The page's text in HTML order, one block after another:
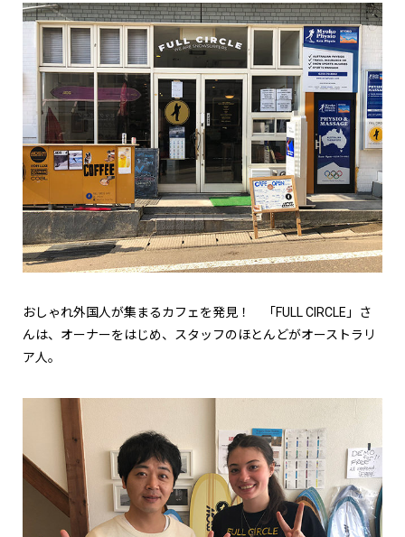
おしゃれ外国人が集まるカフェを発見！ 「FULL CIRCLE」さ
んは、オーナーをはじめ、スタッフのほとんどがオーストラリ
ア人。